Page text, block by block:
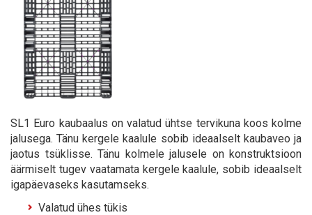
SL1 Euro kaubaalus on valatud ühtse tervikuna koos kolme
jalusega. Tänu kergele kaalule sobib ideaalselt kaubaveo ja
jaotus tsüklisse. Tänu kolmele jalusele on konstruktsioon
äärmiselt tugev vaatamata kergele kaalule, sobib ideaalselt
igapäevaseks kasutamseks.
Valatud ühes tükis